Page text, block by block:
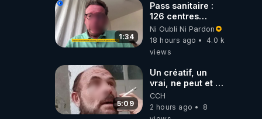
1:34
Pass sanitaire :
126 centres
commerciaux
concernés par
l'obligation dans
Ni Oubli Ni Pardon
18 hours ago
4.0 k
views
5:09
Un créatif, un
vrai, ne peut et ne
doit pas faire
appel à
l'intelligence
CCH
2 hours ago
8